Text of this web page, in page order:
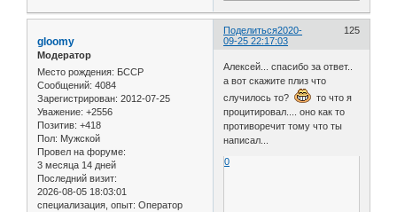
Поделиться 125
2020-
09-25 22:17:03
gloomy
Модератор
Место рождения: БССР
Сообщений: 4084
Зарегистрирован: 2012-07-25
Уважение: +2556
Позитив: +418
Пол: Мужской
Провел на форуме:
3 месяца 14 дней
Последний визит:
2026-08-05 18:03:01
специализация, опыт: Оператор
Алексей... спасибо за ответ..
а вот скажите плиз что
случилось то?
то что я
процитировал.... оно как то
противоречит тому что ты
написал...
0